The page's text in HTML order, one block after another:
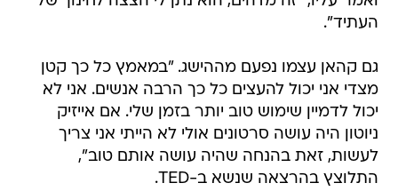
העתיד".
גם קהאן עצמו נפעם מההישג. "במאמץ כל כך קטן
מצדי אני יכול להעצים כל כך הרבה אנשים. אני לא
יכול לדמיין שימוש טוב יותר בזמן שלי. אם אייזיק
ניוטון היה עושה סרטונים אולי לא הייתי אני צריך
לעשות, זאת בהנחה שהיה עושה אותם טוב",
התלוצץ בהרצאה שנשא ב-TED.